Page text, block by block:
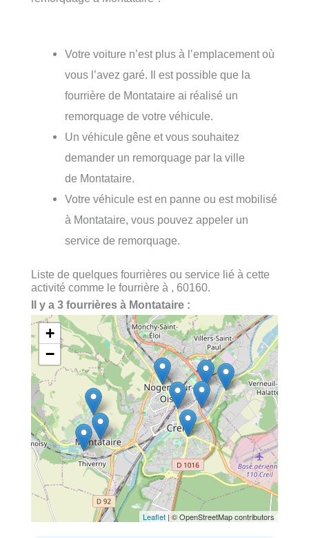
Votre voiture n’est plus à l’emplacement où
vous l’avez garé. Il est possible que la
fourrière de Montataire ai réalisé un
remorquage de votre véhicule.
Un véhicule gêne et vous souhaitez
demander un remorquage par la ville
de Montataire.
Votre véhicule est en panne ou est mobilisé
à Montataire, vous pouvez appeler un
service de remorquage.
Liste de quelques fourrières ou service lié à cette
activité comme le fourrière à , 60160.
Il y a 3 fourrières à Montataire :
+
−
Leaflet | © OpenStreetMap contributors